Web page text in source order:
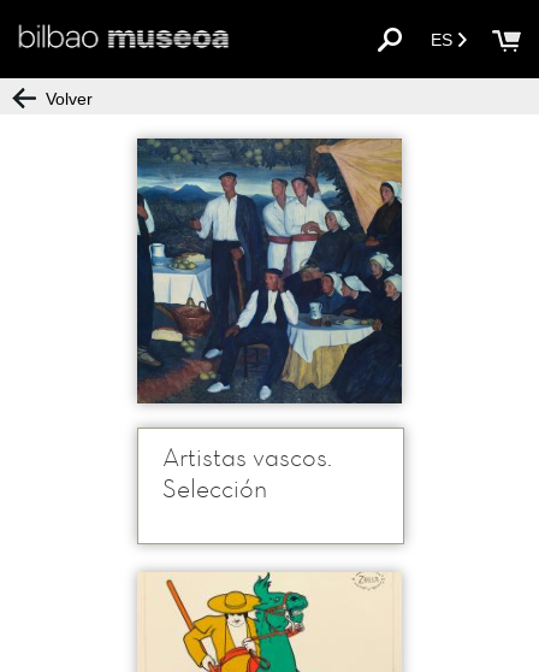
ES
Volver
Artistas vascos.
Selección